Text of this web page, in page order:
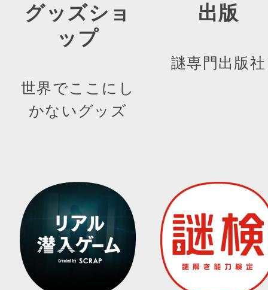
グッズショ
ップ
世界でここにし
かないグッズ
出版
謎専門出版社